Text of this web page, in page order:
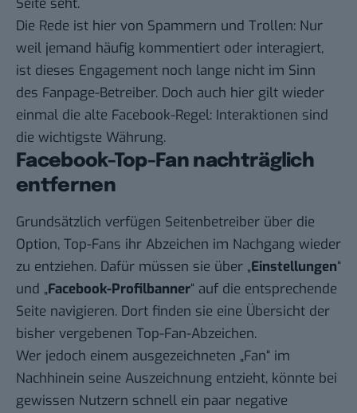
Die Rede ist hier von Spammern und Trollen: Nur
weil jemand häufig kommentiert oder interagiert,
ist dieses Engagement noch lange nicht im Sinn
des Fanpage-Betreiber. Doch auch hier gilt wieder
einmal die alte Facebook-Regel: Interaktionen sind
die wichtigste Währung.
Facebook-Top-Fan nachträglich
entfernen
Grundsätzlich verfügen Seitenbetreiber über die
Option, Top-Fans ihr Abzeichen im Nachgang wieder
zu entziehen. Dafür müssen sie über „Einstellungen“
und „Facebook-Profilbanner“ auf die entsprechende
Seite navigieren. Dort finden sie eine Übersicht der
bisher vergebenen Top-Fan-Abzeichen.
Wer jedoch einem ausgezeichneten „Fan“ im
Nachhinein seine Auszeichnung entzieht, könnte bei
gewissen Nutzern schnell ein paar negative